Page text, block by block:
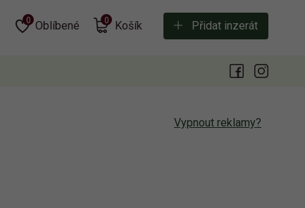
Oblíbené
0 Košík
0 Přidat inzerát
Vypnout reklamy?